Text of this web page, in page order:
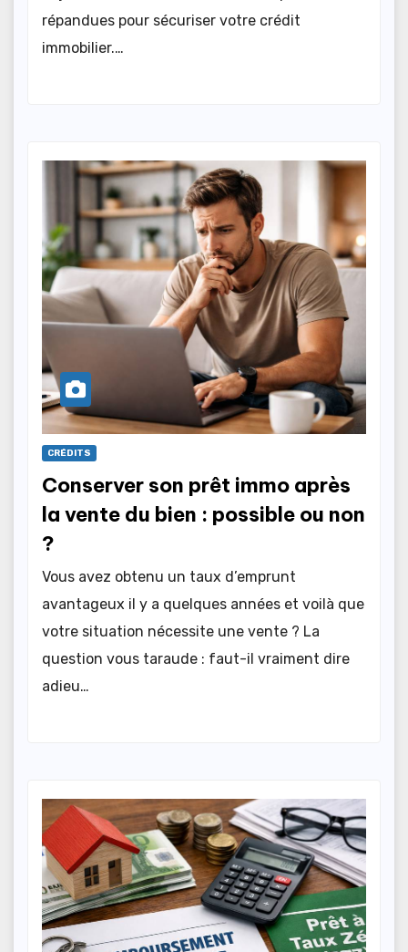
répandues pour sécuriser votre crédit
immobilier.…
CRÉDITS
Conserver son prêt immo après
la vente du bien : possible ou non
?
Vous avez obtenu un taux d’emprunt
avantageux il y a quelques années et voilà que
votre situation nécessite une vente ? La
question vous taraude : faut-il vraiment dire
adieu…